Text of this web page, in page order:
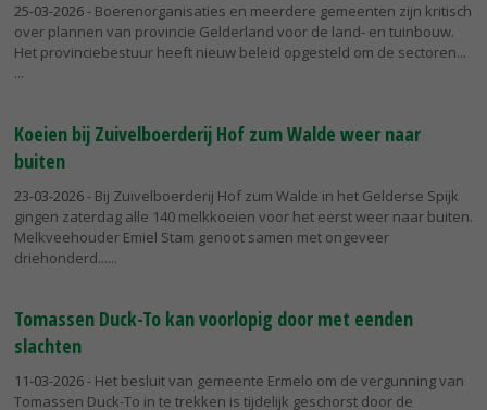
25-03-2026- Boerenorganisaties en meerdere gemeenten zijn kritisch
over plannen van provincie Gelderland voor de land- en tuinbouw.
Het provinciebestuur heeft nieuw beleid opgesteld om de sectoren...
Koeien bij Zuivelboerderij Hof zum Walde weer naar
buiten
23-03-2026- Bij Zuivelboerderij Hof zum Walde in het Gelderse Spijk
gingen zaterdag alle 140 melkkoeien voor het eerst weer naar buiten.
Melkveehouder Emiel Stam genoot samen met ongeveer
driehonderd...
Tomassen Duck-To kan voorlopig door met eenden
slachten
11-03-2026- Het besluit van gemeente Ermelo om de vergunning van
Tomassen Duck-To in te trekken is tijdelijk geschorst door de